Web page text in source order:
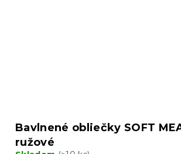
Bavlnené obliečky SOFT
ružové